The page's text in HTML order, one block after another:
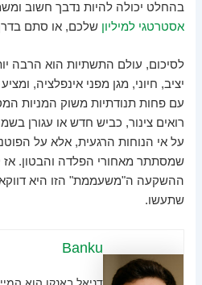
בהחלט יכולה להיות נדבך חשוב
אסטרטגי למיליון שלכם, או סתם
לסיכום, עולם התשתיות הוא הרבה
יציב, חיוני, מגן מפני אינפלציה,
עם פחות תנודתיות משוק המניות
רואים צינור, כביש חדש או עגורן
על אי הנוחות הרגעית, אלא על
שמסתתר מאחורי הפלדה והבטון. אז
ההשקעה ה"משעממת" הזו היא
שתעשו.
Banku